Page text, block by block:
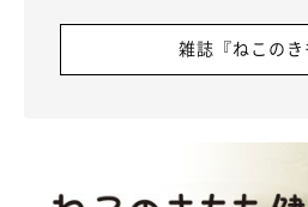
雑誌『ねこのき